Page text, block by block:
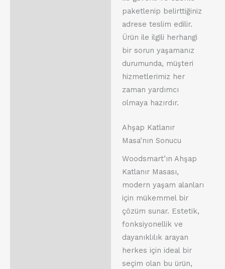
paketlenip belirttiğiniz
adrese teslim edilir.
Ürün ile ilgili herhangi
bir sorun yaşamanız
durumunda, müşteri
hizmetlerimiz her
zaman yardımcı
olmaya hazırdır.
Ahşap Katlanır
Masa’nın Sonucu
Woodsmart’ın Ahşap
Katlanır Masası,
modern yaşam alanları
için mükemmel bir
çözüm sunar. Estetik,
fonksiyonellik ve
dayanıklılık arayan
herkes için ideal bir
seçim olan bu ürün,